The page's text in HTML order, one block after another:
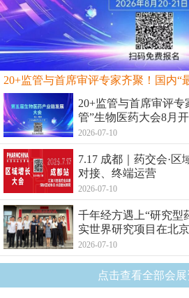
20+监管与首席审评
管”生物医药大会8月开
2026-07-10
7.17 成都｜药交会·
对接、终端运营
2026-07-10
千年经方遇上“研究
实世界研究项目在北
2026-07-10
点击查看全部会展